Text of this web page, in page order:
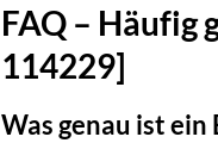
FAQ – Häufig
114229]
Was genau ist